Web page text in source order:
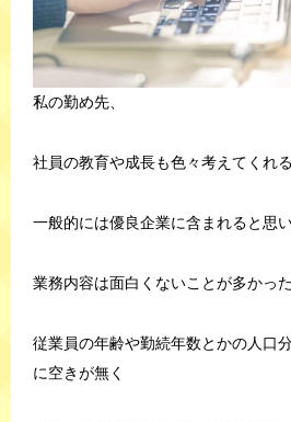
私の勤め先、
社員の教育や成長も色々考えてくれ
一般的には優良企業に含まれると思い
業務内容は面白くないことが多かっ
従業員の年齢や勤続年数とかの人口
に空きが無く